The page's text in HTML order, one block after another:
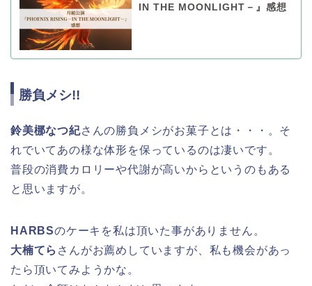
IN THE MOONLIGHT－』感想
勝負メシ!!
鈴美梛なつ紀さんの勝負メシがお菓子とは・・・。そ
れでいてあの様な体形を保っているのは凄いです。
普段の消費カロリーや代謝が高いからというのもある
と思いますが。
HARBSのケーキを私は頂いた事がありません。
大楠てら さんがお薦めしていますが、私も機会があっ
たら頂いてみようかな。